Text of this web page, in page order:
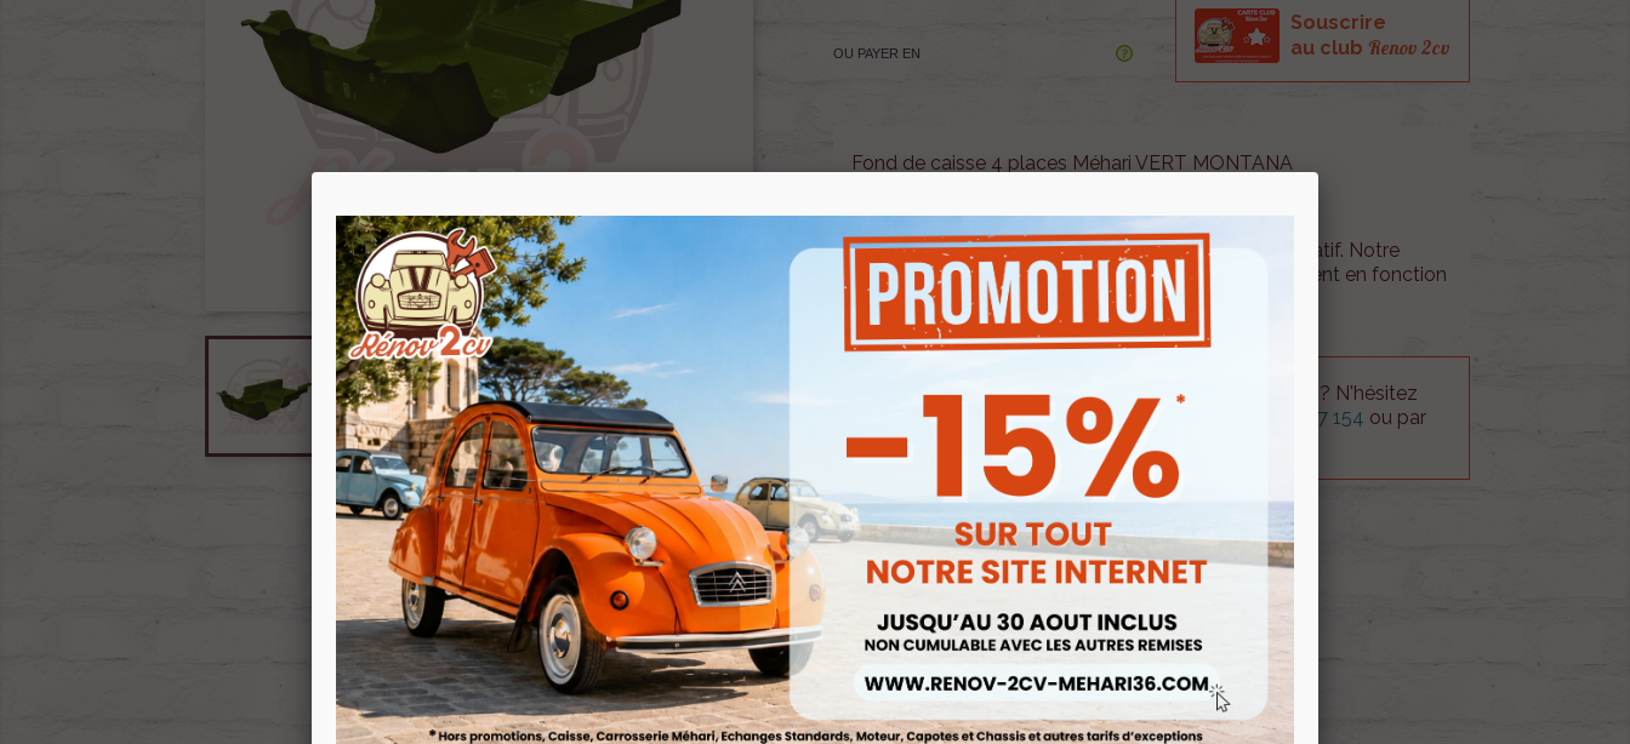
OU PAYER EN
Souscrire
au club Renov 2cv
Fond de caisse 4 places Méhari VERT MONTANA
Attention !!, le coût des frais d'envois est à titre indicatif. Notre
service client vous recontactera en cas de supplément en fonction
du volume de votre commande.
Besoin d'un renseignement technique sur le produit ? N'hésitez
pas à contacter notre service technique au
0254 277 154 ou par
mail à
renov2cv.technique@gmail.com
Quantité
 AJOUTER AU PANIER
En stock